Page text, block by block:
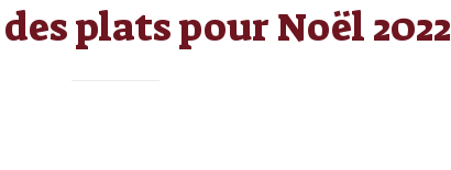
plats pour Noël 2022